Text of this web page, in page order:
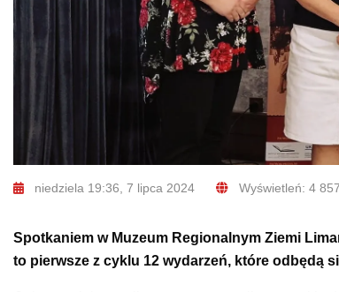
niedziela 19:36, 7 lipca 2024 Wyświetleń: 4 857
Spotkaniem w Muzeum Regionalnym Ziemi
to pierwsze z cyklu 12 wydarzeń, które odbędą